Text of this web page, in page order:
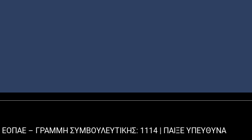
ΕΟΠΑΕ – ΓΡΑΜΜΗ ΣΥΜΒΟΥΛΕΥΤΙΚΗΣ: 1114 | ΠΑΙΞΕ ΥΠΕΥΘΥΝΑ